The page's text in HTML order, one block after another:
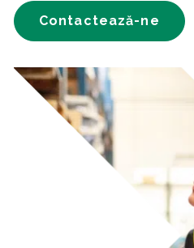
Contactează-ne